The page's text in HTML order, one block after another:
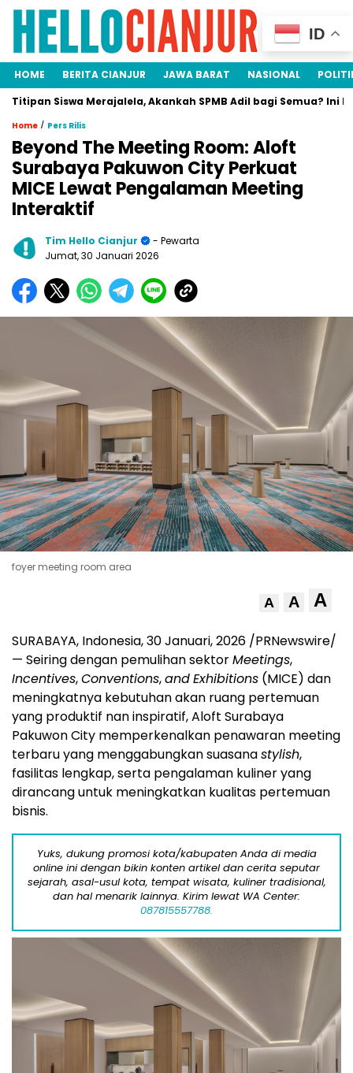
HOME BERITA CIANJUR JAWA BARAT NASIONAL
Siswa Merajalela, Akankah SPMB Adil bagi Semua? Ini
Home / Pers Rilis
Beyond The Meeting Room: Aloft
Surabaya Pakuwon City Perkuat
MICE Lewat Pengalaman Meeting
Interaktif
Tim Hello Cianjur
- Pewarta
Jumat, 30 Januari 2026
foyer meeting room area
A A A
SURABAYA, Indonesia,30 Januari, 2026 /PRNewswire/
— Seiring dengan pemulihan sektorMeetings,
Incentives,Conventions,andExhibitions (MICE) dan
meningkatnya kebutuhan akan ruang pertemuan
yang produktif nan inspiratif, Aloft Surabaya
Pakuwon City memperkenalkan penawaran meeting
terbaru yang menggabungkan suasanastylish,
fasilitas lengkap, serta pengalaman kuliner yang
dirancang untuk meningkatkan kualitas pertemuan
bisnis.
Yuks, dukung promosi kota/kabupaten Anda di media
online ini dengan bikin konten artikel dan cerita seputar
sejarah, asal-usul kota, tempat wisata, kuliner tradisional,
dan hal menarik lainnya. Kirim lewat WA Center:
087815557788.
ID